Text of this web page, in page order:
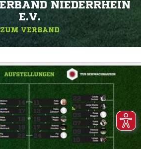
NIEDERRHEIN E
.V.
ZUM VERBAND